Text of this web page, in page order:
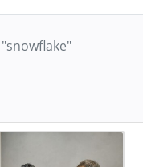
"snowflake"